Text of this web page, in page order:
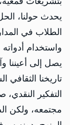
يحدث حولنا،
الطلاب في
واستخدام
يصل إلى أعيننا
تاريخنا
التفكير
مجتمعه، ولكن